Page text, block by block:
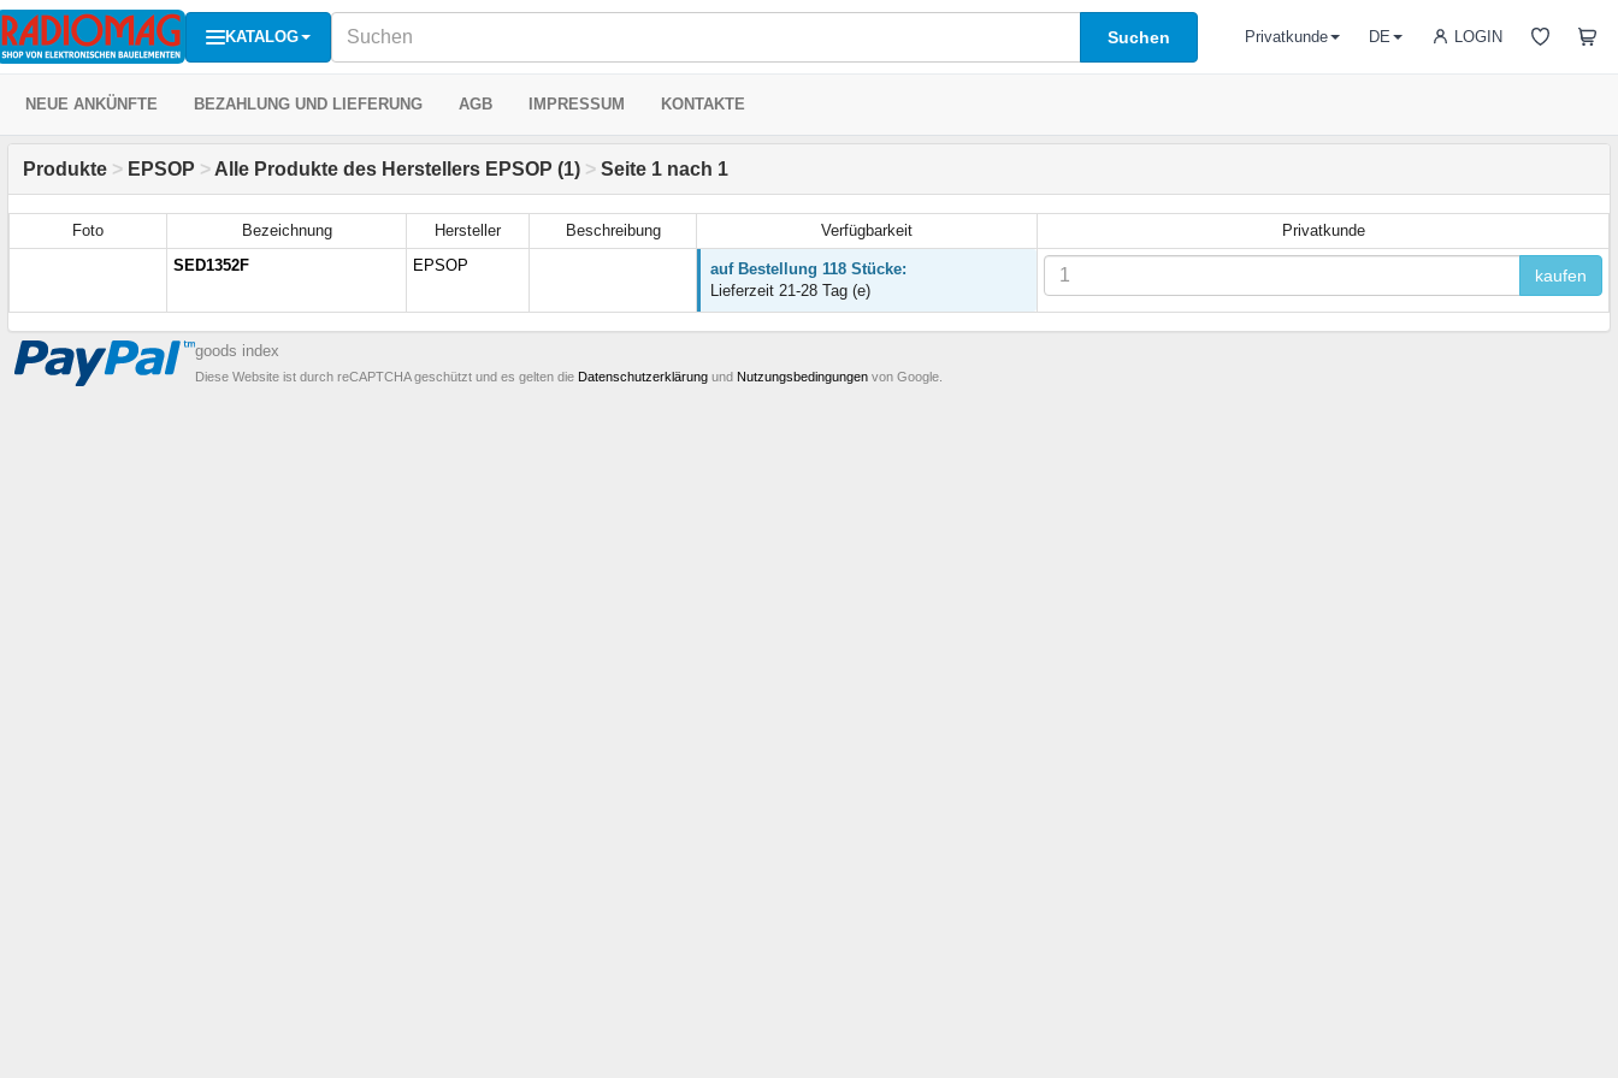
KATALOG Suchen LOGIN
Privatkunde DE
NEUE ANKÜNFTE BEZAHLUNG UND LIEFERUNG AGB IMPRESSUM KONTAKTE
Produkte > EPSOP > Alle Produkte des Herstellers EPSOP (1) > Seite 1 nach 1
Foto Bezeichnung Hersteller Beschreibung Verfügbarkeit
Privatkunde
SED1352F
EPSOP
auf Bestellung 118 Stücke:
Lieferzeit 21-28 Tag (e)
kaufen
goods index
Diese Website ist durch reCAPTCHA geschützt und es gelten die Datenschutzerklärung und Nutzungsbedingungen von Google.